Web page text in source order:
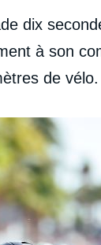
dix
à son
de vélo.